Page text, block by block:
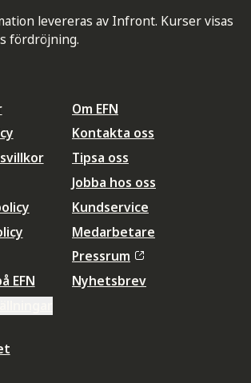
levereras av Infront. Kurser visas
fördröjning.
EFN
Om EFN
Kontakta oss
Tipsa oss
Jobba hos oss
Kundservice
Medarbetare
Pressrum
Nyhetsbrev